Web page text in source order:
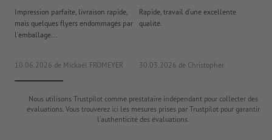
Impression parfaite, livraison rapide,
mais quelques flyers endommagés par
l'emballage...
10.06.2026 de Mickaël FROMEYER
Rapide, travail d'une excellente
qualité.
30.03.2026 de Christopher
Nous utilisons Trustpilot comme prestataire indépendant pour collecter des
évaluations. Vous trouverez ici les mesures prises par Trustpilot pour garantir
l'authenticité des évaluations.